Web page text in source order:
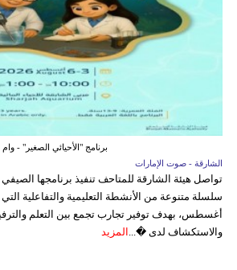
برنامج "الأحيائي الصغير" - وام
الشارقة - صوت الإمارات
سلسلة متنوعة من الأنشطة التعليمية والتفاعلية
أغسطس، بهدف توفير تجارب تجمع بين التعلم
والاستكشاف لدى �... المزيد